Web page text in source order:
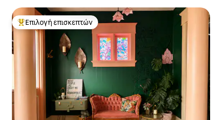
Κορυφαία επιλογή επισκεπτών
Επιλογή επισκεπτών